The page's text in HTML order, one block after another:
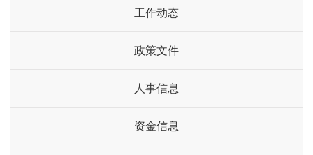
工作动态
政策文件
人事信息
资金信息